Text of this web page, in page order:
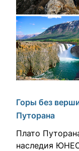
Горы без
Путорана
Плато
наследия